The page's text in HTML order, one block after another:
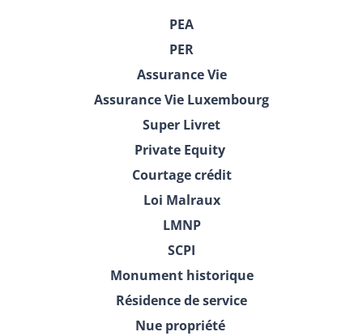
PEA
PER
Assurance Vie
Assurance Vie Luxembourg
Super Livret
Private Equity
Courtage crédit
Loi Malraux
LMNP
SCPI
Monument historique
Résidence de service
Nue propriété